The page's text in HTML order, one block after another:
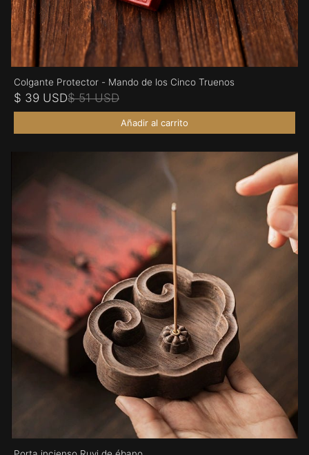
Colgante Protector - Mando de los Cinco Truenos
$ 39 USD$ 51 USD
Añadir al carrito